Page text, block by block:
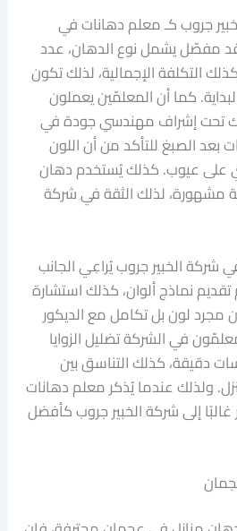
جروب كـ معلم دهانات في
مفصّل يشمل نوع الدهان، عدد
التكلفة الإجمالية، لذلك تكون
كما أن المعلمّين يعملون
تحت إشراف مهندسي جودة في
بعد الصبغ للتأكد من أن اللون
على عيوب. كذلك يُستخدم دهان
مشهورة، لذلك الثقة في شركة
شركة الخبير جروب يُراعِي الجانب
تقديم نماذج ألوان، كذلك استشارة
مجرد لون بل تكامل مع الديكور
في الشركة تضليل الزوايا
دقيقة، كذلك التناسق بين
ولذلك عندما يُذكر معلم دهانات
إلى شركة الخبير جروب كأفضل